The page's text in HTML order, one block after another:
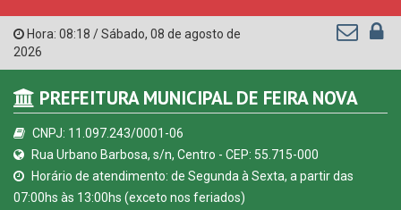
Hora: 08:18 /Sábado, 08 de agosto de
2026
PREFEITURA MUNICIPAL DE FEIRA NOVA
CNPJ: 11.097.243/0001-06
Rua Urbano Barbosa, s/n, Centro - CEP: 55.715-000
Horário de atendimento: de Segunda à Sexta, a partir das
07:00hs às 13:00hs (exceto nos feriados)